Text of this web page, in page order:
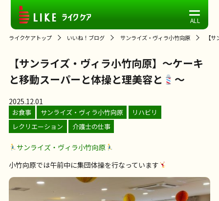
ライクケアトップ いいね！ブログ サンライズ・ヴィラ小竹向原 【
【サンライズ・ヴィラ小竹向原】～ケーキ
と移動スーパーと体操と理美容と
～
2025.12.01
お食事 サンライズ・ヴィラ小竹向原
リハビリ
レクリエーション
介護士の仕事
サンライズ・ヴィラ小竹向原
小竹向原では午前中に集団体操を行なっています